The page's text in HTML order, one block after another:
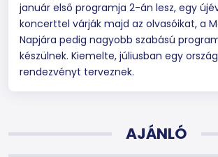
január első programja 2-án lesz, egy
koncerttel várják majd az olvasóikat, a
Napjára pedig nagyobb szabású
készülnek. Kiemelte, júliusban egy
rendezvényt terveznek.
AJÁNLÓ